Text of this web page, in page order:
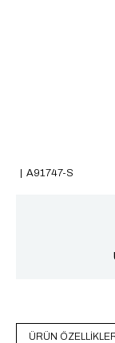
A91747-S
ÜRÜN